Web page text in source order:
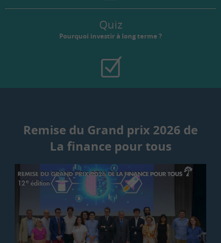
Quiz
Pourquoi investir à long terme ?
Remise du Grand prix 2026 de
La finance pour tous